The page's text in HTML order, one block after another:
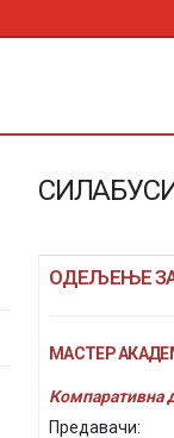
ОДЕЉЕЊЕ
МАСТЕР
Компаративна
Предавачи: